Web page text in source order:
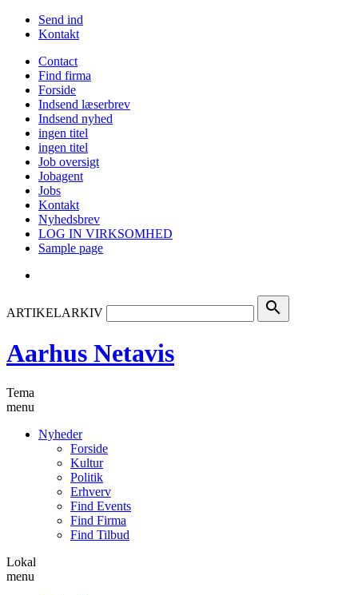
Send ind
Kontakt
Contact
Find firma
Forside
Indsend læserbrev
Indsend nyhed
ingen titel
ingen titel
Job oversigt
Jobagent
Jobs
Kontakt
Nyhedsbrev
LOG IN VIRKSOMHED
Sample page
ARTIKELARKIV search
Aarhus Netavis
Tema
menu
Nyheder
Forside
Kultur
Politik
Erhverv
Find Events
Find Firma
Find Tilbud
Lokal
menu